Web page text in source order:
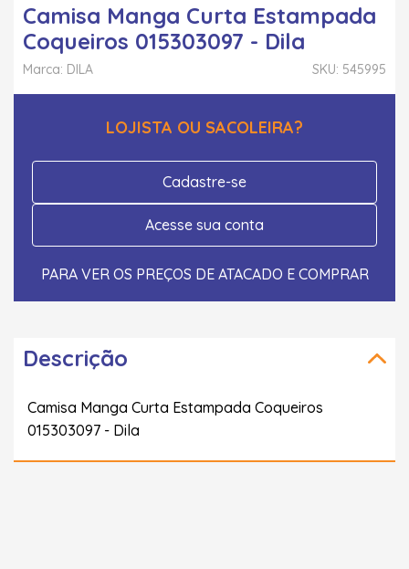
Camisa Manga Curta Estampada
Coqueiros 015303097 - Dila
SKU: 545995
Marca: DILA
LOJISTA OU SACOLEIRA?
Cadastre-se
Acesse sua conta
PARA VER OS PREÇOS DE ATACADO E COMPRAR
Descrição
Camisa Manga Curta Estampada Coqueiros
015303097 - Dila